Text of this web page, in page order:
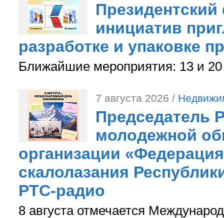
инициатив
разработке и упаковке
Ближайшие мероприятия: 13 и 20
7 августа 2026 /
Председатель
молодежной
организации
скалолазания
РТС-радио
8 августа отмечается